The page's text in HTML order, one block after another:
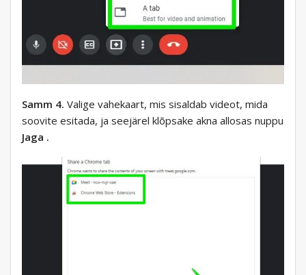
Samm 4. Valige vahekaart, mis sisaldab videot, mida
soovite esitada, ja seejärel klõpsake akna allosas nuppu
Jaga .